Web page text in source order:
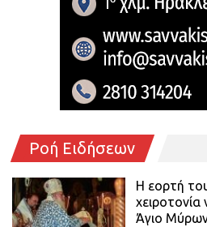
Ροή Ειδήσεων
Η εορτή
Άγιο